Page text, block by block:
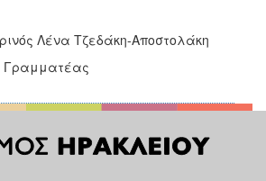
Λένα Τζεδάκη-Αποστολάκη
Γραμματέας